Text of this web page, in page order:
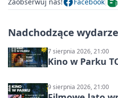
Zaobserwuj nas! Facebook
Nadchodzące
7 sierpnia 2026, 21:00
Kino w Parku
9 sierpnia 2026, 21:00